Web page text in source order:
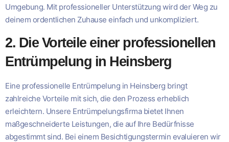
Umgebung. Mit professioneller Unterstützung wird der Weg zu
deinem ordentlichen Zuhause einfach und unkompliziert.
2. Die Vorteile einer professionellen
Entrümpelung in Heinsberg
Eine professionelle Entrümpelung in Heinsberg bringt
zahlreiche Vorteile mit sich, die den Prozess erheblich
erleichtern. Unsere Entrümpelungsfirma bietet Ihnen
maßgeschneiderte Leistungen, die auf Ihre Bedürfnisse
abgestimmt sind. Bei einem Besichtigungstermin evaluieren wir